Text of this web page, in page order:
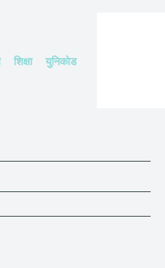
शिक्षा युनिकोड